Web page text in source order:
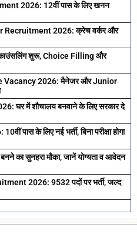
2026: 12वीं पास के लिए खनन
Recruitment 2026: क्रेच वर्कर और
शुरू, Choice Filling और
Vacancy 2026: मैनेजर और Junior
घर में शौचालय बनवाने के लिए सरकार दे
के लिए नई भर्ती, बिना परीक्षा होगा
का सुनहरा मौका, जानें योग्यता व आवेदन
2026: 9532 पदों पर भर्ती, जल्द